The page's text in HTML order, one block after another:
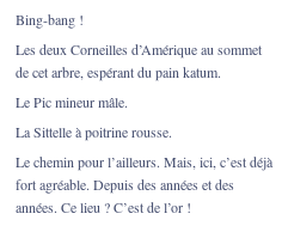
Bing-bang !
Les deux Corneilles d’Amérique au sommet
de cet arbre, espérant du pain katum.
Le Pic mineur mâle.
La Sittelle à poitrine rousse.
Le chemin pour l’ailleurs. Mais, ici, c’est déjà
fort agréable. Depuis des années et des
années. Ce lieu ? C’est de l’or !